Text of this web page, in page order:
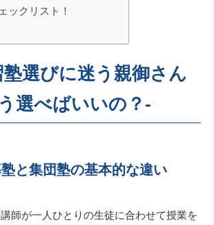
ックリスト！
塾選びに迷う親御さん
選べばいいの？-
と集団塾の基本的な違い
師が一人ひとりの生徒に合わせて授業を